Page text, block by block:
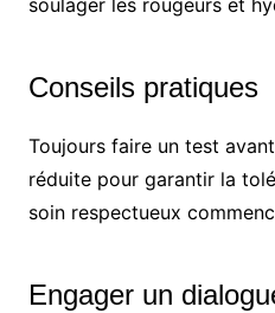
soulager les rougeurs et
Conseils pratiques
Toujours faire un test
réduite pour garantir la
soin respectueux
Engager un